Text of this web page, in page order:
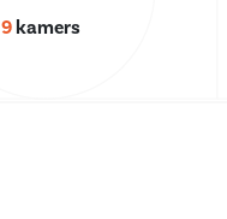
9kamers